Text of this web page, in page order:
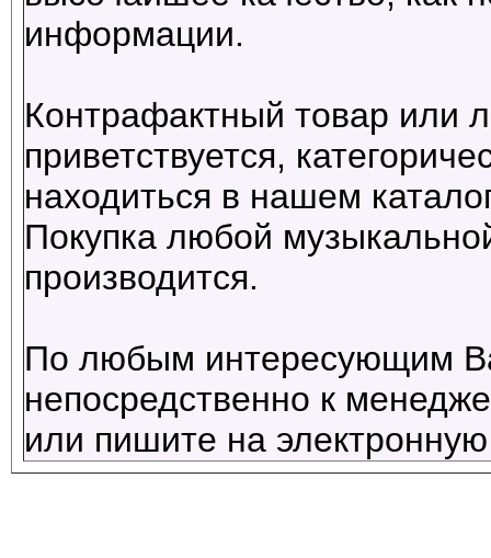
информации.
Контрафактный товар или
приветствуется,
находиться в нашем
Покупка любой
производится.
По любым интересующим
непосредственно к
или пишите на